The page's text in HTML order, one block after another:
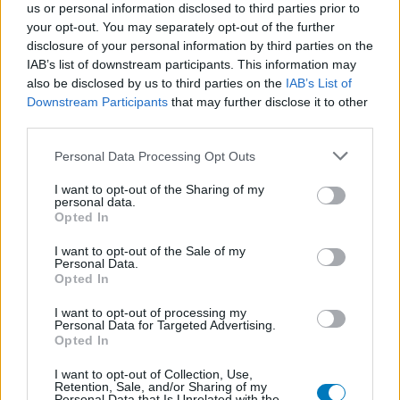
us or personal information disclosed to third parties prior to
your opt-out. You may separately opt-out of the further
disclosure of your personal information by third parties on the
IAB’s list of downstream participants. This information may
also be disclosed by us to third parties on the IAB’s List of
Downstream Participants that may further disclose it to other
Personal Data Processing Opt Outs
I want to opt-out of the Sharing of my
personal data.
Opted In
I want to opt-out of the Sale of my
Personal Data.
Opted In
I want to opt-out of processing my
Personal Data for Targeted Advertising.
Opted In
I want to opt-out of Collection, Use,
Retention, Sale, and/or Sharing of my
Pijn - morfine-achtigen
Thyrax Duotab (882)
Schildklier - hypothyroidie (traagwerkend)
Omeprazol (848)
Maagzuur - protonpompremmers
Metoprolol (817)
Bloeddruk - betablokkers
Lyrica (795)
Epilepsie
Furabid (735)
Antibiotica - urineweginfectie
Mirtazapine (731)
Amitriptyline (699)
Depressie - antidepressiva TCA
Efexor (665)
Depressie - antidepressiva overig